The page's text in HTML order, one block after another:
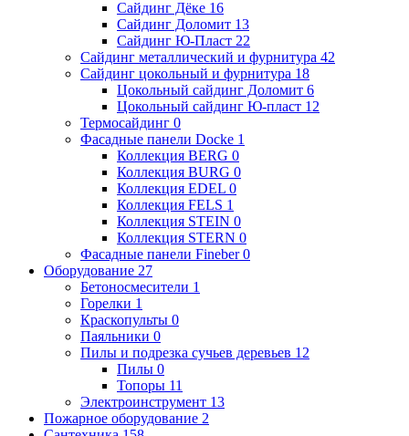
Сайдинг Дёке 16
Сайдинг Доломит 13
Сайдинг Ю-Пласт 22
Сайдинг металлический и фурнитура 42
Сайдинг цокольный и фурнитура 18
Цокольный сайдинг Доломит 6
Цокольный сайдинг Ю-пласт 12
Термосайдинг 0
Фасадные панели Docke 1
Коллекция BERG 0
Коллекция BURG 0
Коллекция EDEL 0
Коллекция FELS 1
Коллекция STEIN 0
Коллекция STERN 0
Фасадные панели Fineber0
Оборудование 27
Бетоносмесители 1
Горелки 1
Краскопульты 0
Паяльники 0
Пилы и подрезка сучьев деревьев 12
Пилы 0
Топоры 11
Электроинструмент 13
Пожарное оборудование 2